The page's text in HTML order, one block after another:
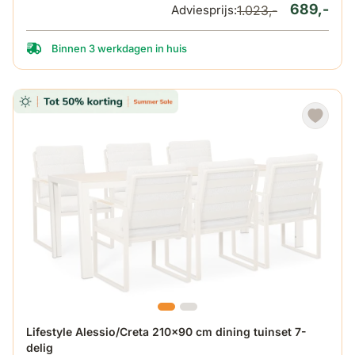
689,-
Adviesprijs:1.023,-
Binnen 3 werkdagen in huis
Lifestyle Alessio/Creta 210x90 cm dining tuinset 7-
delig
De prijs is afhankelijk van de gekozen opties op de